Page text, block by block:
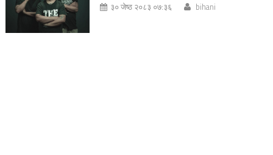
३० जेष्ठ २०८३ ०७:३६ bihani